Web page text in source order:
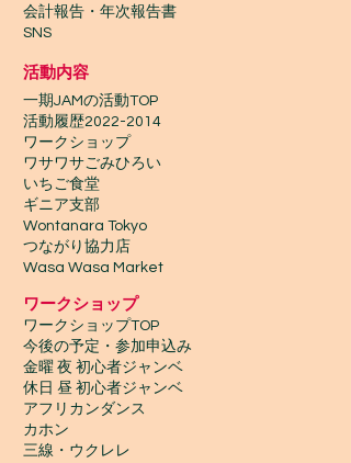
会計報告​・年次報告書
SNS
活動内容
一期JAMの活動TOP
​活動履歴2022-2014
ワークショップ
ワサワサごみひろい
いちご食堂
ギニア支部
Wontanara Tokyo
​つながり協力店
Wasa Wasa Market​
​ワークショップ
ワークショップTOP
今後の予定・参加申込み
金曜 夜 初心者ジャンベ
休日 昼 初心者ジャンベ
アフリカンダンス
カホン
三線・ウクレレ